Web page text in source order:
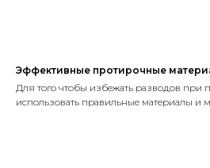
Эффективные протирочные
Для того чтобы избежать разводов
использовать правильные материалы и